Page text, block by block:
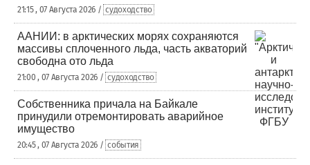
21:15 , 07 Августа 2026 / судоходство
ААНИИ: в арктических морях сохраняются
массивы сплоченного льда, часть акваторий
свободна ото льда
21:00 , 07 Августа 2026 / судоходство
Собственника причала на Байкале
принудили отремонтировать аварийное
имущество
20:45 , 07 Августа 2026 / события